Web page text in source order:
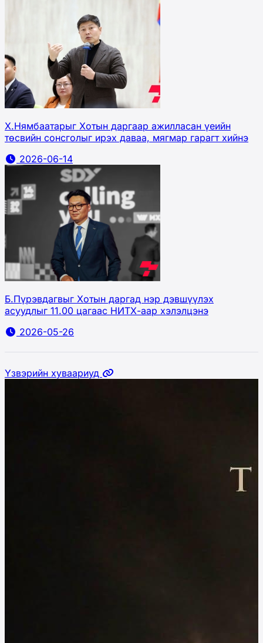
Х.Нямбаатарыг Хотын даргаар ажилласан үеийн
төсвийн сонсголыг ирэх даваа, мягмар гарагт хийнэ
2026-06-14
Б.Пүрэвдагвыг Хотын даргад нэр дэвшүүлэх
асуудлыг 11.00 цагаас НИТХ-аар хэлэлцэнэ
2026-05-26
Үзвэрийн хуваариуд